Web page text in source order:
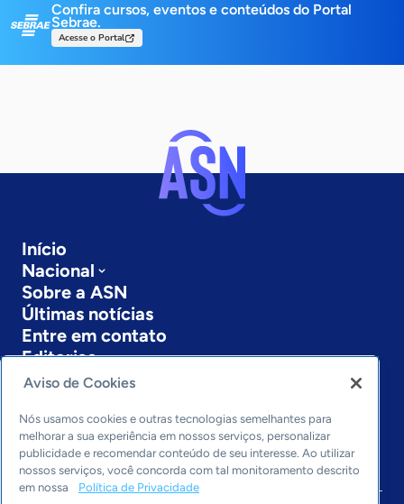
Confira cursos, eventos e conteúdos do Portal
Sebrae.
Acesse o Portal
Início
Nacional
Sobre a ASN
Últimas notícias
Entre em contato
Editorias
Economia & Política
Inovação & Tecnologia
Cultura empreendedora
Dados
Arquivo
Aviso de Cookies
Nós usamos cookies e outras tecnologias semelhantes para
melhorar a sua experiência em nossos serviços, personalizar
publicidade e recomendar conteúdo de seu interesse. Ao utilizar
nossos serviços, você concorda com tal monitoramento descrito
em nossa
Política de Privacidade